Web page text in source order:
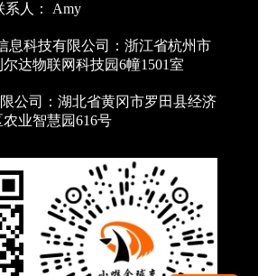
系人： Amy
科技有限公司：浙江省杭州市
达物联网科技园6幢1501室
公司：湖北省黄冈市罗田县经济
业智慧园616号